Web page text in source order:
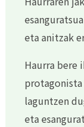
eta anitzak
Haurra bere
laguntzen
eta